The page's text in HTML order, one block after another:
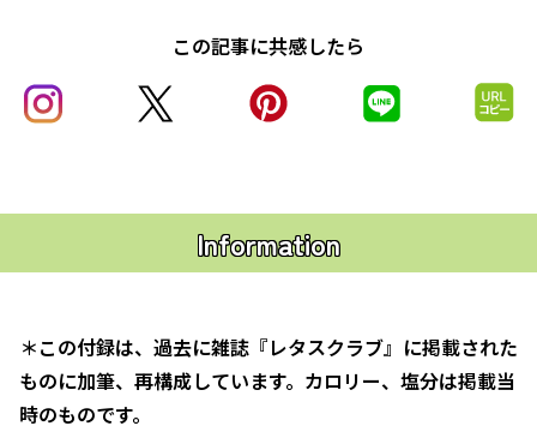
この記事に共感したら
Information
＊この付録は、過去に雑誌『レタスクラブ』に掲載された
ものに加筆、再構成しています。カロリー、塩分は掲載当
時のものです。